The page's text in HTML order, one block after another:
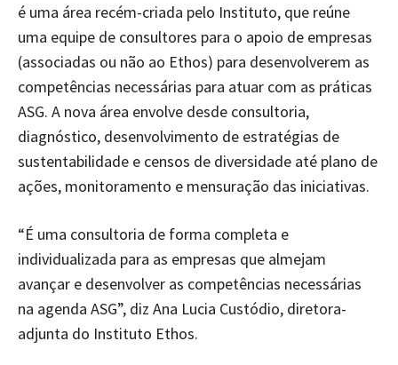
é uma área recém-criada pelo Instituto, que reúne
uma equipe de consultores para o apoio de empresas
(associadas ou não ao Ethos) para desenvolverem as
competências necessárias para atuar com as práticas
ASG. A nova área envolve desde consultoria,
diagnóstico, desenvolvimento de estratégias de
sustentabilidade e censos de diversidade até plano de
ações, monitoramento e mensuração das iniciativas.
“É uma consultoria de forma completa e
individualizada para as empresas que almejam
avançar e desenvolver as competências necessárias
na agenda ASG”, diz Ana Lucia Custódio, diretora-
adjunta do Instituto Ethos.